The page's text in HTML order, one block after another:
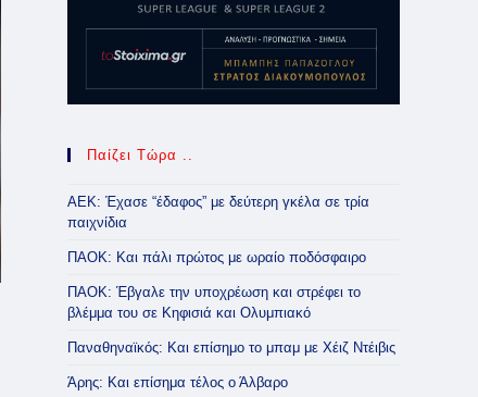
Παίζει Τώρα ..
ΑΕΚ: Έχασε “έδαφος” με δεύτερη γκέλα σε τρία
παιχνίδια
ΠΑΟΚ: Και πάλι πρώτος με ωραίο ποδόσφαιρο
ΠΑΟΚ: Έβγαλε την υποχρέωση και στρέφει το
βλέμμα του σε Κηφισιά και Ολυμπιακό
Παναθηναϊκός: Και επίσημο το μπαμ με Χέιζ Ντέιβις
Άρης: Και επίσημα τέλος ο Άλβαρο